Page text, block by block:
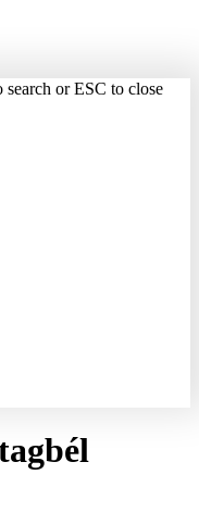
search or ESC to close